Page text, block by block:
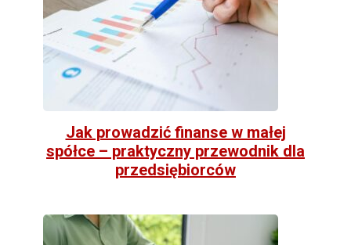
Jak prowadzić finanse w małej
spółce – praktyczny przewodnik dla
przedsiębiorców